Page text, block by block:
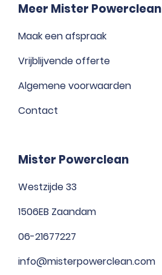
Meer Mister Powerclean
Maak een afspraak
Vrijblijvende offerte
Algemene voorwaarden
Contact
Mister Powerclean
Westzijde 33
1506EB Zaandam
06-21677227
info@misterpowerclean.com